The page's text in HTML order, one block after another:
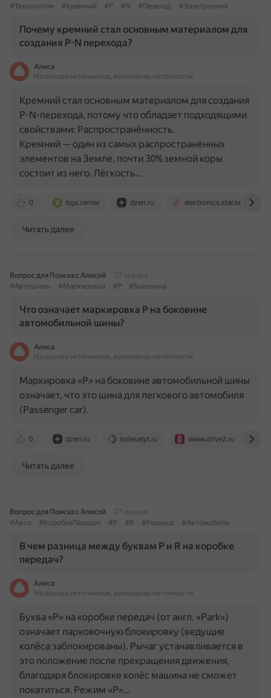
#Технологии
#Кремний #P #N #Переход #Электроника
Почему кремний стал основным материалом для
создания P-N перехода?
Алиса
На основе источников, возможны неточности
0 bga.center dzen.ru
Кремний стал основным материалом для создания
P-N-перехода, потому что обладает подходящими
свойствами: Распространённость.
Кремний — один из самых распространённых
элементов на Земле, почти 30% земной коры
состоит из него. Лёгкость…
Читать далее
Вопрос для Поиска с Алисой
27 января
#Автошины
#Маркировка #P #Боковина
Что означает маркировка P на боковине
автомобильной шины?
Алиса
На основе источников, возможны неточности
0 dzen.ru kolesatyt.ru www.drive2.ru
Маркировка «P» на боковине автомобильной шины
означает, что это шина для легкового автомобиля
(Passenger car).
Читать далее
Вопрос для Поиска с Алисой
27 января
#Авто
#КоробкаПередач #P #R #Разница #Автомобиль
В чем разница между буквам P и R на коробке
передач?
Алиса
На основе источников, возможны неточности
Буква «Р» на коробке передач (от англ. «Park»)
означает парковочную блокировку (ведущие
колёса заблокированы). Рычаг устанавливается в
это положение после прекращения движения,
благодаря блокировке колёс машина не сможет
покатиться. Режим «Р»…